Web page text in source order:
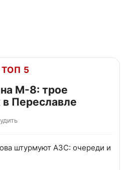
ТОП 5
М-8: трое
Переславле
штурмуют АЗС: очереди и